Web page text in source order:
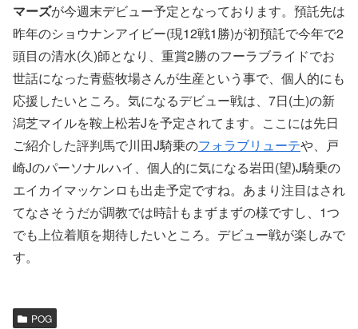
マーズが今週末デビュー予定となっております。預託先は
昨年のショウナンアイビー(現12戦1勝)が初預託で今年で2
頭目の清水(久)師となり、重賞2勝のフーラブライドでお
世話になった青藍牧場さんが生産という事で、個人的にも
応援したいところ。気になるデビュー戦は、7日(土)の新
潟芝マイルを鞍上松若Jを予定されてます。ここには先日
ご紹介した評判馬で川田J騎乗のフォラブリューテや、戸
崎Jのパーソナルハイ、個人的に気になる岩田(望)J騎乗の
エイカイマッケンロも出走予定ですね。あまり注目はされ
てなさそうだが調教では時計もまずまずの様ですし、1つ
でも上位着順を期待したいところ。デビュー戦が楽しみで
す。
POG